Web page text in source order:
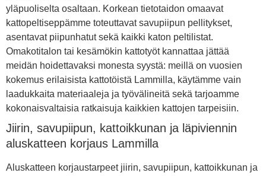
yläpuoliselta osaltaan. Korkean tietotaidon omaavat
kattopeltiseppämme toteuttavat savupiipun pellitykset,
asentavat piipunhatut sekä kaikki katon peltilistat.
Omakotitalon tai kesämökin kattotyöt kannattaa jättää
meidän hoidettavaksi monesta syystä: meillä on vuosien
kokemus erilaisista kattotöistä Lammilla, käytämme vain
laadukkaita materiaaleja ja työvälineitä sekä tarjoamme
kokonaisvaltaisia ratkaisuja kaikkien kattojen tarpeisiin.
Jiirin, savupiipun, kattoikkunan ja läpiviennin
aluskatteen korjaus Lammilla
Aluskatteen korjaustarpeet jiirin, savupiipun, kattoikkunan ja